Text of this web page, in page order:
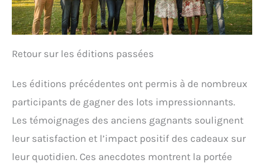
Retour sur les éditions passées
Les éditions précédentes ont permis à de nombreux
participants de gagner des lots impressionnants.
Les témoignages des anciens gagnants soulignent
leur satisfaction et l’impact positif des cadeaux sur
leur quotidien. Ces anecdotes montrent la portée